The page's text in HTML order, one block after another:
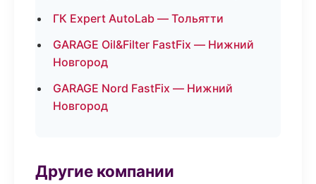
ГК Expert AutoLab — Тольятти
GARAGE Oil&Filter FastFix — Нижний
Новгород
GARAGE Nord FastFix — Нижний
Новгород
Другие компании